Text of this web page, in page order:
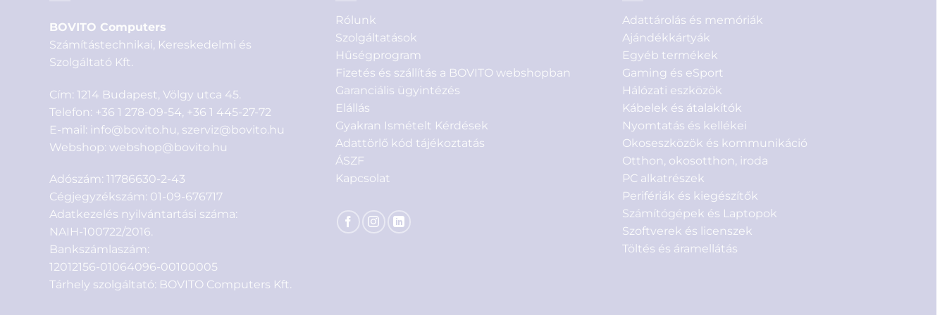
BOVITO Computers
Számítástechnikai, Kereskedelmi és
Szolgáltató Kft.
Cím: 1214 Budapest, Völgy utca 45.
Telefon: +36 1 278-09-54 +36 1 445-27-72
E-mail: info@bovito.hu szerviz@bovito.hu
Webshop: webshop@bovito.hu
Adószám: 11786630-2-43
Cégjegyzékszám: 01-09-676717
Adatkezelés nyilvántartási száma:
NAIH-100722/2016.
Bankszámlaszám:
12012156-01064096-00100005
Tárhely szolgáltató: BOVITO Computers Kft.
Rólunk
Szolgáltatások
Hűségprogram
Fizetés és szállítás a BOVITO webshopban
Garanciális ügyintézés
Elállás
Gyakran Ismételt Kérdések
Adattörlő kód tájékoztatás
ÁSZF
Kapcsolat
Adattárolás és memóriák
Ajándékkártyák
Egyéb termékek
Gaming és eSport
Hálózati eszközök
Kábelek és átalakítók
Nyomtatás és kellékei
Okoseszközök és kommunikáció
Otthon, okosotthon, iroda
PC alkatrészek
Perifériák és kiegészítők
Számítógépek és Laptopok
Szoftverek és licenszek
Töltés és áramellátás